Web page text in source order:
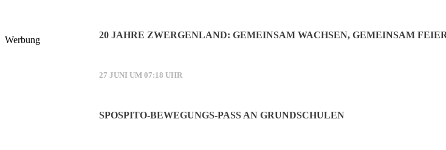
20 JAHRE ZWERGENLAND: GEMEINSAM WACHSEN, GEMEINSAM
27 JUNI UM 07:18 UHR
SPOSPITO-BEWEGUNGS-PASS AN GRUNDSCHULEN
Werbung